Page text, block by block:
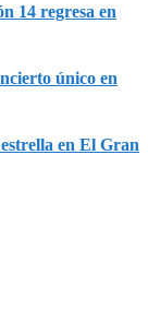
14 regresa en
único en
en El Gran